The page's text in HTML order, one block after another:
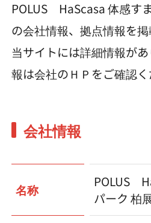
POLUS HaScasa 体感す
の会社情報、拠点情報を
当サイトには詳細情報が
報は会社のＨＰをご確認く
会社情報
名称
POLUS
パーク 柏